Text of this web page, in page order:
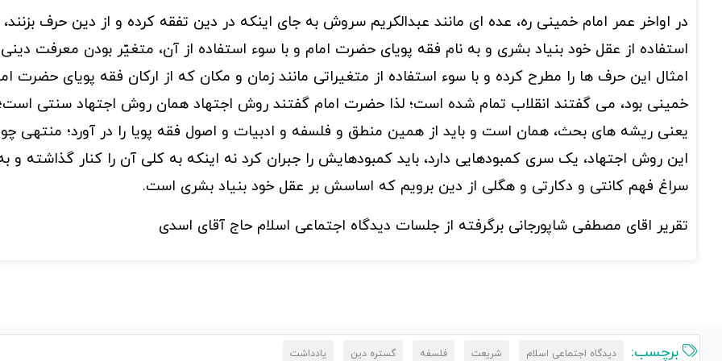
در اواخر عمر امام خمینی ره، عده ای مانند عبدالکریم سروش به جای اینکه در دین تفقه کرده و از دین حرف بزنند،
استفاده از عقل خود بنیاد بشری و به نام فقه پویای حضرت امام و با سوء استفاده از آن، متغیّر بودن معرفت
امثال این حرف ها را مطرح کرده و با سوء استفاده از متغیراتی مانند زمان و مکان که از ارکان فقه پویای حضرت
خمینی بود، می گفتند انقلاب تمام شده است؛ لذا حضرت امام گفتند روش اجتهاد همان روش اجتهاد سنتی است؛
یعنی ریشه های بحث، همان است و باید از همین منطق و فلسفه و ادبیات و اصول فقه پویا را در آورد؛ منتهی
این روش اجتهاد، یک سری کمبودهایی دارد، باید کمبودهایش را جبران کرد نه اینکه به کلی آن را کنار گذاشته و
سراغ فهم کانتی و دکارتی و هگلی از دین برویم که اساسش بر عقل خود بنیاد بشری است.
تقریر اقای مصطفی شاپورجانی برگرفته از جلسات دیدگاه اجتماعی اسلام حاج آقای اسدی
برچسب: دیدگاه اجتماعی اسلام شریعت فلسفه گستره دین یادداشت